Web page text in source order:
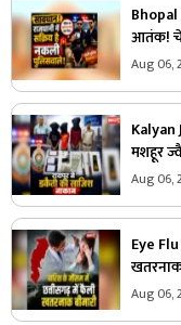
Bhopal Fake
आतंक!
बड़ा खेल
Aug 06,
मशहूर
कारतूस
Aug 06,
Eye
मामले,
Aug 06,